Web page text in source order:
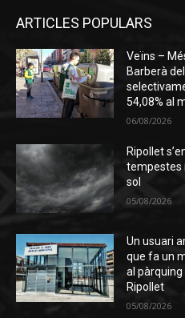
ARTICLES POPULARS
Veïns –
Barberà
54,08% al
06/08/2026
Ripollet
tempestes
sol
05/08/2026
Un usuari
que fa un
al
Ripollet
05/08/2026